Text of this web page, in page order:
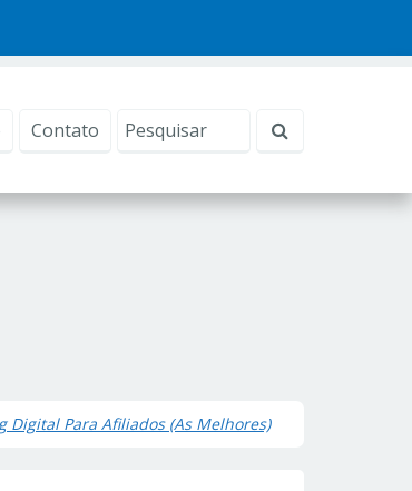
Contato
Digital Para Afiliados (As Melhores)